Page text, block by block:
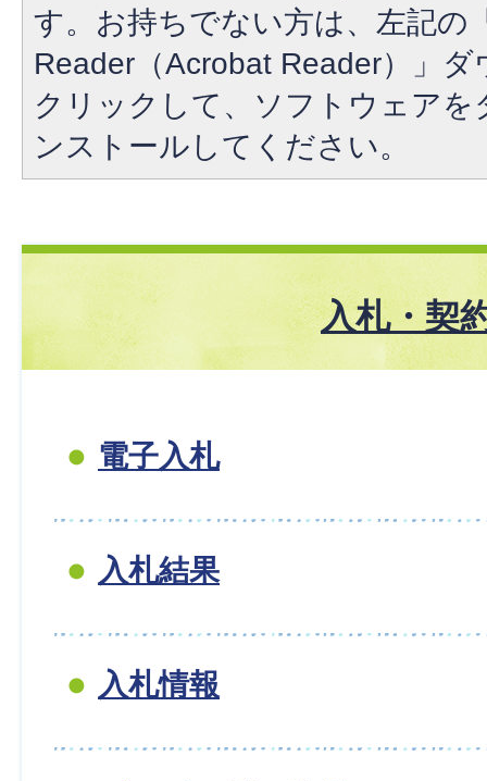
す。お持ちでない方は、左記の
Reader（Acrobat Reader）」
クリックして、ソフトウェア
ンストールしてください。
入札・契
電子入札
入札結果
入札情報